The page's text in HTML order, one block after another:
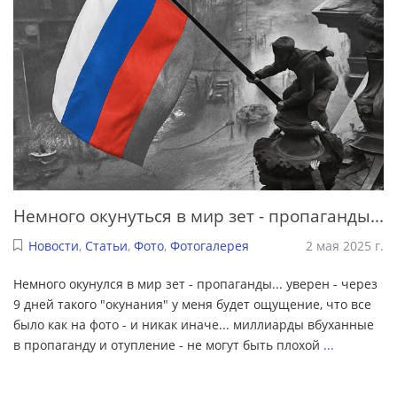
Немного окунуться в мир зет - пропаганды...
Новости, Статьи, Фото, Фотогалерея 2 мая 2025 г.
Немного окунулся в мир зет - пропаганды... уверен - через
9 дней такого "окунания" у меня будет ощущение, что все
было как на фото - и никак иначе... миллиарды вбуханные
в пропаганду и отупление - не могут быть плохой ...